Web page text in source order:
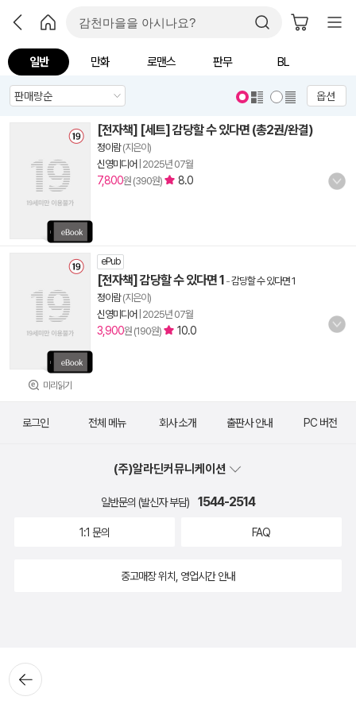
일반 만화 로맨스 판무 BL
옵션
[전자책] [세트] 감당할 수 있다면 (총2권/완결)
정이람(지은이)
신영미디어 2025년 07월
7,800원 (390원) 8.0
미리읽기
ePub
[전자책] 감당할 수 있다면 1 -감당할 수 있다면 1
정이람(지은이)
신영미디어 2025년 07월
3,900원 (190원) 10.0
뒤로가
기
로그인 전체 메뉴 회사 소개 출판사 안내 PC 버전
(주)알라딘커뮤니케이션
일반문의 (발신자 부담) 1544-2514
1:1 문의 FAQ
중고매장 위치, 영업시간 안내